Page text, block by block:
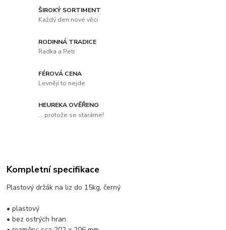
ŠIROKÝ SORTIMENT
Každý den nové věci
RODINNÁ TRADICE
Radka a Petr
FÉROVÁ CENA
Levněji to nejde
HEUREKA OVĚŘENO
... protože se staráme!
Kompletní specifikace
Plastový držák na liz do 15kg, černý
• plastový
• bez ostrých hran